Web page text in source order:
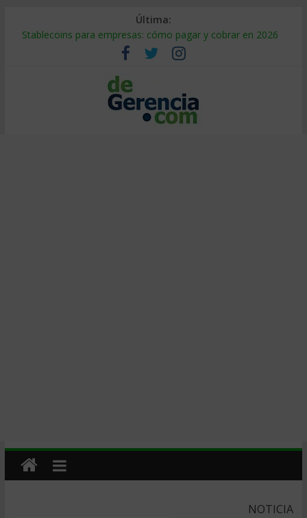
Última:
Stablecoins para empresas: cómo pagar y cobrar en 2026
Despido silencioso: qué es y por qué sale tan caro
IA en selección de personal: cómo auditarla a tiempo
Trabajo forzoso en la cadena de suministro: qué hacer
Mercado hispano de EE. UU.: cómo segmentarlo y venderle
NOTICIA